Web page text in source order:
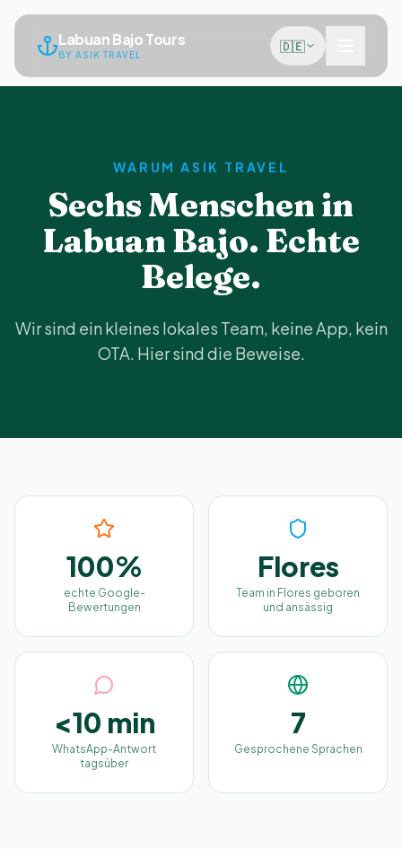
Labuan Bajo Tours
BY ASIK TRAVEL
🇩🇪
WARUM ASIK TRAVEL
Sechs Menschen in
Labuan Bajo. Echte
Belege.
Wir sind ein kleines lokales Team, keine App, kein
OTA. Hier sind die Beweise.
100%
echte Google-
Bewertungen
Flores
Team in Flores geboren
und ansässig
<10 min
WhatsApp-Antwort
tagsüber
7
Gesprochene Sprachen